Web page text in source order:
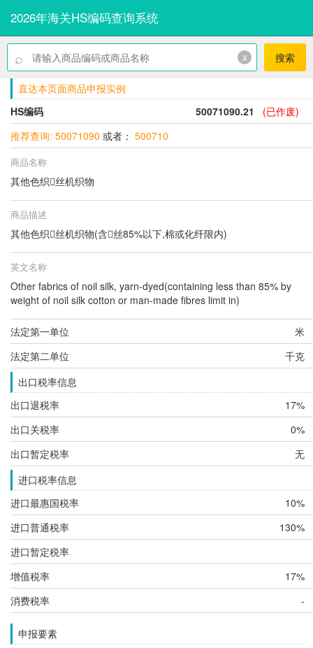
2026年海关HS编码查询系统
⌕ x 搜索
直达本页面商品申报实例
HS编码
50071090.21
(已作废)
推荐查询: 50071090 或者： 500710
商品名称
其他色织丝机织物
商品描述
其他色织丝机织物(含丝85%以下,棉或化纤限内)
英文名称
Other fabrics of noil silk, yarn-dyed(containing less than 85% by
weight of noil silk cotton or man-made fibres limit in)
法定第一单位
米
法定第二单位
千克
出口税率信息
出口退税率
17%
出口关税率
0%
出口暂定税率
无
进口税率信息
进口最惠国税率
10%
进口普通税率
130%
进口暂定税率
增值税率
17%
消费税率
-
申报要素